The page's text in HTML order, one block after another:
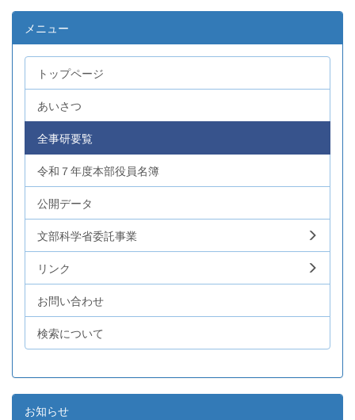
メニュー
トップページ
あいさつ
全事研要覧
令和７年度本部役員名簿
公開データ
文部科学省委託事業
リンク
お問い合わせ
検索について
お知らせ